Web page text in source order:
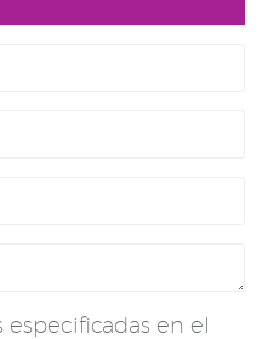
en el